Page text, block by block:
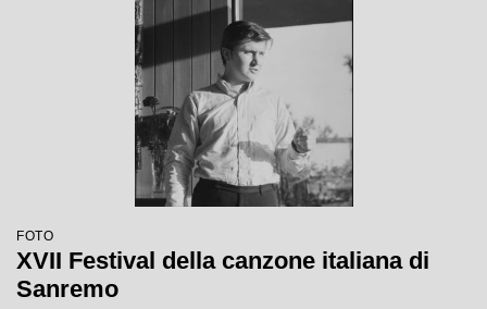
FOTO
XVII Festival della canzone italiana di
Sanremo